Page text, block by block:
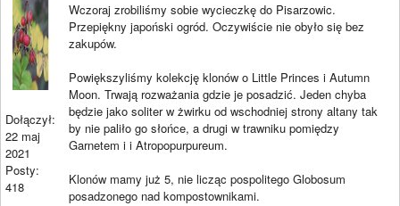
Dołączył:
22 maj
2021
Posty:
418
Wczoraj zrobiliśmy sobie wycieczkę do Pisarzowic.
Przepiękny japoński ogród. Oczywiście nie obyło się bez
zakupów.
Powiększyliśmy kolekcję klonów o Little Princes i Autumn
Moon. Trwają rozważania gdzie je posadzić. Jeden chyba
będzie jako soliter w żwirku od wschodniej strony altany tak
by nie paliło go słońce, a drugi w trawniku pomiędzy
Garnetem i i Atropopurpureum.
Klonów mamy już 5, nie licząc pospolitego Globosum
posadzonego nad kompostownikami.